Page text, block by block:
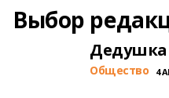
Выбор
Дедушка
Общество 4